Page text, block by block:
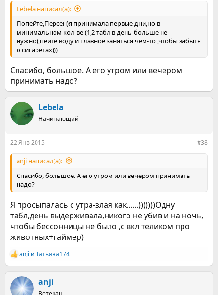
Lebela написал(а):
Попейте,Персен)я принимала первые дни,но в
минимальном кол-ве (1,2 табл в день-больше не
нужно),пейте воду и главное заняться чем-то ,чтобы забыть
о сигаретах)))
Спасибо, большое. А его утром или вечером
принимать надо?
Lebela
Начинающий
22 Янв 2015 #38
anji написал(а):
Спасибо, большое. А его утром или вечером принимать
надо?
Я просыпалась с утра-злая как......)))))))Одну
табл,день выдерживала,никого не убив и на ночь,
чтобы бессонницы не было ,с вкл теликом про
животных+таймер)
Р
е
к
ц
anji и Татьяна174
anji
Ветеран